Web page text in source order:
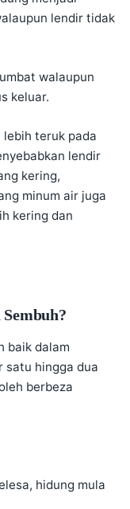
lendir tidak
walaupun
keluar.
teruk pada
lendir
kering,
minum air juga
kering dan
baik dalam
satu hingga dua
berbeza
hidung mula